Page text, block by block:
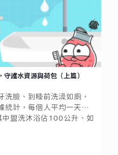
護水資源與荷包（上篇）
洗臉、到睡前洗澡如廁，
統計，每個人平均一天用
盥洗沐浴佔100公升、如
將近用水的七成。